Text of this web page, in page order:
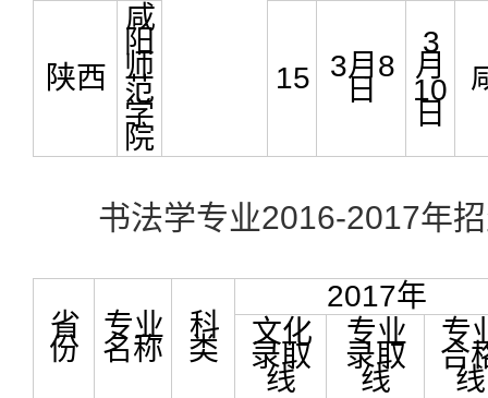
陕西
咸
阳
师
范
学
院
15 3月8
日
3
月
10
日
书法学专业2016-2017年招
省
份
专业
名称
科
类
2017年
文化
录取
线
专业
录取
线
专
合
线